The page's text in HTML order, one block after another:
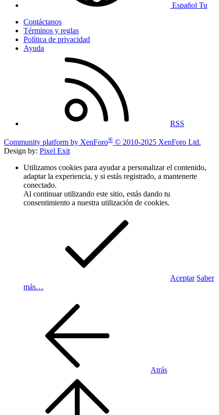
Español Tu
Contáctanos
Términos y reglas
Política de privacidad
Ayuda
RSS
Community platform by XenForo® © 2010-2025 XenForo Ltd.
Design by: Pixel Exit
Utilizamos cookies para ayudar a personalizar el contenido,
adaptar la experiencia, y si estás registrado, a mantenerte
conectado.
Al continuar utilizando este sitio, estás dando tu
consentimiento a nuestra utilización de cookies.
Aceptar Saber
más…
Atrás